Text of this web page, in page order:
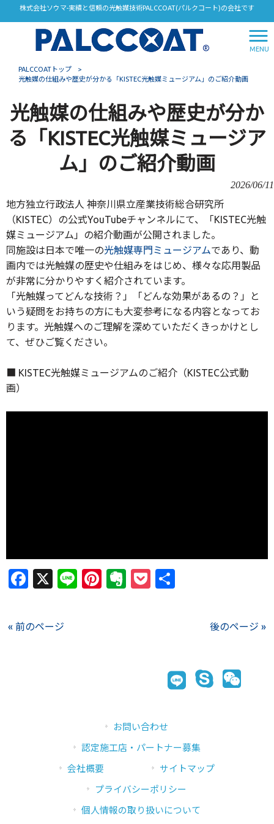
株式会社ソウマ-実績と信頼の光触媒技術PALCCOAT(パルクコート)の会社です
MENU
PALCCOATトップ
>
光触媒の仕組みや歴史が分かる「KISTEC光触媒ミュージアム」のご紹介動画
光触媒の仕組みや歴史が分か
る「KISTEC光触媒ミュージア
ム」のご紹介動画
2026/06/11
地方独立行政法人 神奈川県立産業技術総合研究所
（KISTEC）の公式YouTubeチャンネルにて、「KISTEC光触
媒ミュージアム」の紹介動画が公開されました。
同施設は日本で唯一の光触媒専門ミュージアムであり、動
画内では光触媒の歴史や仕組みをはじめ、様々な応用製品
が非常に分かりやすく紹介されています。
「光触媒ってどんな技術？」「どんな効果があるの？」と
いう疑問をお持ちの方にも大変参考になる内容となってお
ります。光触媒へのご理解を深めていただくきっかけとし
て、ぜひご覧ください。
■ KISTEC光触媒ミュージアムのご紹介（KISTEC公式動
画）
URL：https://www.youtube.com/watch?v=1O-ZeMnR6P4
Facebook
X LinePinterest
Evernote
Pocket
« 前のページ 後のページ »
お問い合わせ
認定施工店・パートナー募集
会社概要
サイトマップ
プライバシーポリシー
個人情報の取り扱いについて